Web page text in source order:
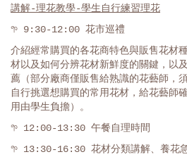
講解-理花教學-學生自行練習理花
𖧧 9:30-12:00 花市巡禮
介紹經常購買的各花商特色與販售花材
材以及如何分辨花材新鮮度的關鍵，以
薦（部分廠商僅販售給熟識的花藝師，
自行挑選想購買的常用花材，給花藝師
用由學生負擔）。
𖧧 12:00-13:30 午餐自理時間
𖧧 13:30-16:30 花材分類講解、養花